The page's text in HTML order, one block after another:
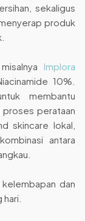
sekaligus
produk
misalnyaImplora
10%.
membantu
proses perataan
skincare lokal,
antara
dan